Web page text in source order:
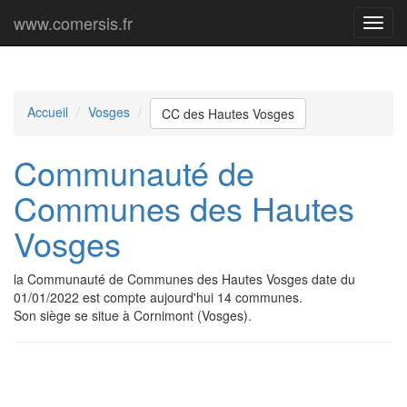
Menu
www.comersis.fr
Accueil Vosges CC des Hautes Vosges
Communauté de
Communes des Hautes
Vosges
la Communauté de Communes des Hautes Vosges date du
01/01/2022 est compte aujourd'hui 14 communes.
Son siège se situe à Cornimont (Vosges).